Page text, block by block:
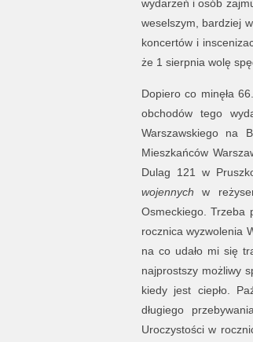
wydarzeń i osób
weselszym, bardziej
koncertów i
że 1 sierpnia wolę
Dopiero co minęła
obchodów tego
Warszawskiego na
Mieszkańców
Dulag 121 w
wojennych w
Osmeckiego. Trzeba
rocznica wyzwolenia
na co udało mi się
najprostszy możliwy
kiedy jest ciepło.
długiego
Uroczystości w